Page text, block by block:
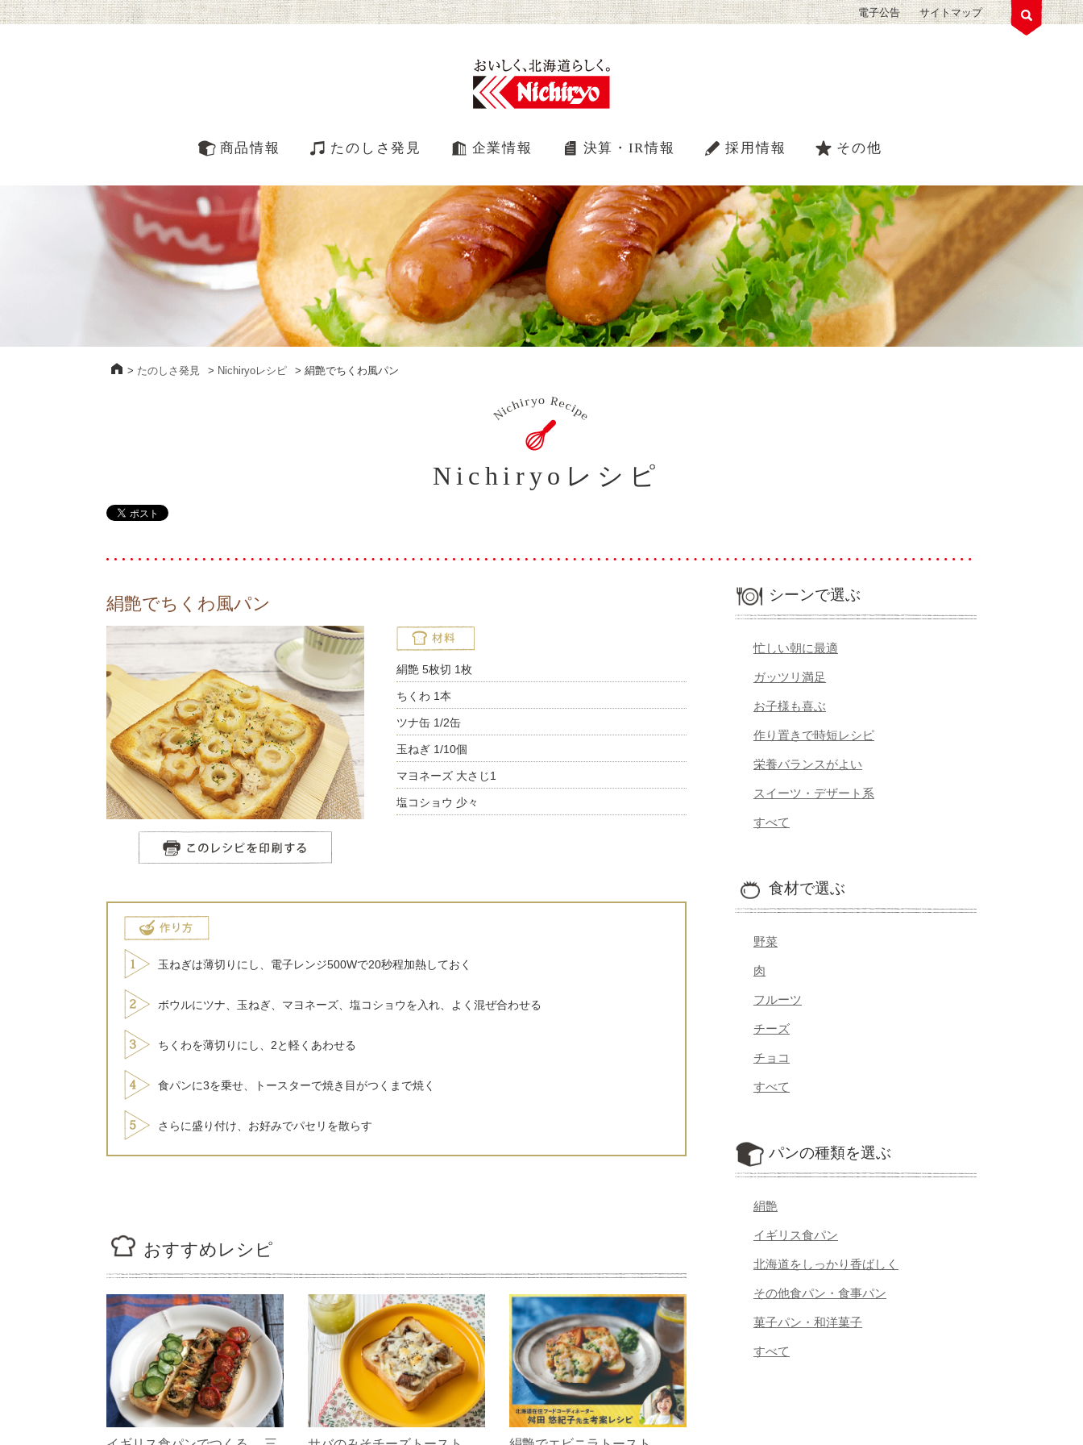
商品情報 たのしさ発見 企業情報 決算・IR情報 採用情報 その他
電子公告 サイトマップ
> たのしさ発見 > Nichiryoレシピ > 絹艶でちくわ風パン
Nichiryoレシピ
絹艶でちくわ風パン
絹艶 5枚切 1枚
ちくわ 1本
ツナ缶 1/2缶
玉ねぎ 1/10個
マヨネーズ 大さじ1
塩コショウ 少々
玉ねぎは薄切りにし、電子レンジ500Wで20秒程加熱しておく
ボウルにツナ、玉ねぎ、マヨネーズ、塩コショウを入れ、よく混ぜ合わせる
ちくわを薄切りにし、2と軽くあわせる
食パンに3を乗せ、トースターで焼き目がつくまで焼く
さらに盛り付け、お好みでパセリを散らす
おすすめレシピ
シーンで選ぶ
忙しい朝に最適
ガッツリ満足
お子様も喜ぶ
作り置きで時短レシピ
栄養バランスがよい
スイーツ・デザート系
すべて
食材で選ぶ
野菜
肉
フルーツ
チーズ
チョコ
すべて
パンの種類を選ぶ
絹艶
イギリス食パン
北海道をしっかり香ばしく
その他食パン・食事パン
菓子パン・和洋菓子
すべて